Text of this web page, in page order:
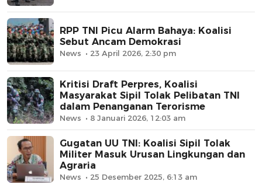
RPP TNI Picu Alarm Bahaya: Koalisi
Sebut Ancam Demokrasi
News 23 April 2026, 2:30 pm
Kritisi Draft Perpres, Koalisi
Masyarakat Sipil Tolak Pelibatan TNI
dalam Penanganan Terorisme
News 8 Januari 2026, 12:03 am
Gugatan UU TNI: Koalisi Sipil Tolak
Militer Masuk Urusan Lingkungan dan
Agraria
News 25 Desember 2025, 6:13 am